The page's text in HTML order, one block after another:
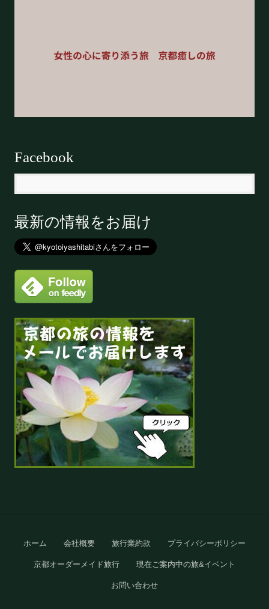
Facebook
最新の情報をお届け
Site
Footer
ホーム 会社概要 旅行業約款 プライバシーポリシー
京都オーダーメイド旅行 現在ご案内中の旅&イベント
お問い合わせ